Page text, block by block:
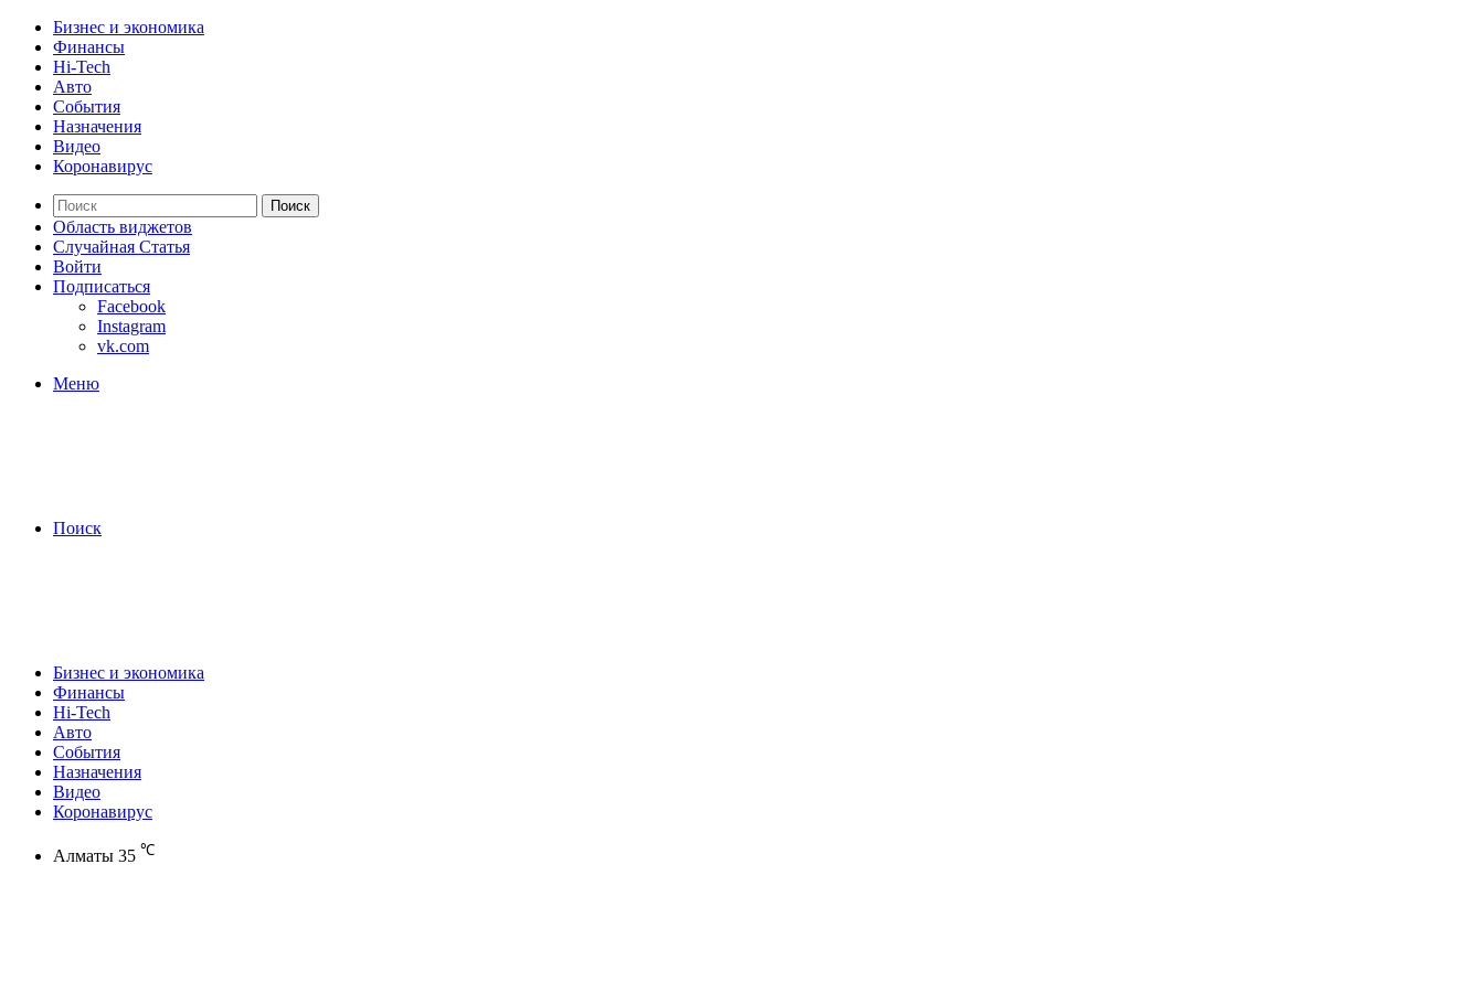
Бизнес и экономика
Финансы
Hi-Tech
Авто
События
Назначения
Видео
Коронавирус
Поиск
Область виджетов
Случайная Статья
Войти
Подписаться
Facebook
Instagram
vk.com
Меню
Поиск
Бизнес и экономика
Финансы
Hi-Tech
Авто
События
Назначения
Видео
Коронавирус
Алматы 35 ℃